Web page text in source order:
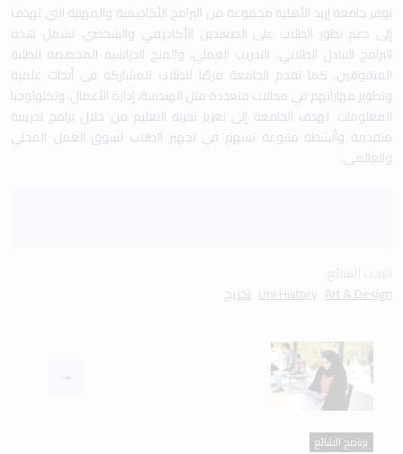
توفر جامعة إربد الأهلية مجموعة من البرامج الأكاديمية والمهنية التي تهدف
إلى دعم تطور الطلاب على الصعيدين الأكاديمي والشخصي. تشمل هذه
البرامج التبادل الطلابي، التدريب العملي، والمنح الدراسية المخصصة للطلبة
المتفوقين. كما تقدم الجامعة فرصًا للطلاب للمشاركة في أبحاث علمية
وتطوير مهاراتهم في مجالات متعددة مثل الهندسة، إدارة الأعمال، وتكنولوجيا
المعلومات. تهدف الجامعة إلى تعزيز تجربة التعليم من خلال برامج تدريبية
متقدمة وأنشطة متنوعة تسهم في تجهيز الطلاب لسوق العمل المحلي
والعالمي.
Art & Design
Uni History تخريج
برنامج الشائع